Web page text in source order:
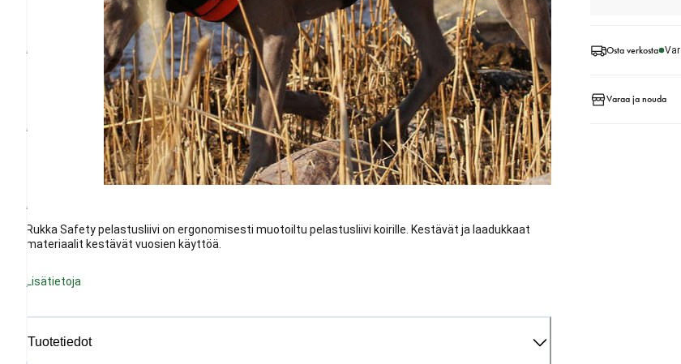
Rukka Safety pelastusliivi on ergonomisesti muotoiltu pelastusliivi koirille. Kestävät ja laadukkaat
materiaalit kestävät vuosien käyttöä.
Lisätietoja
Tuotetiedot
Osta verkosta
Varaa ja nouda